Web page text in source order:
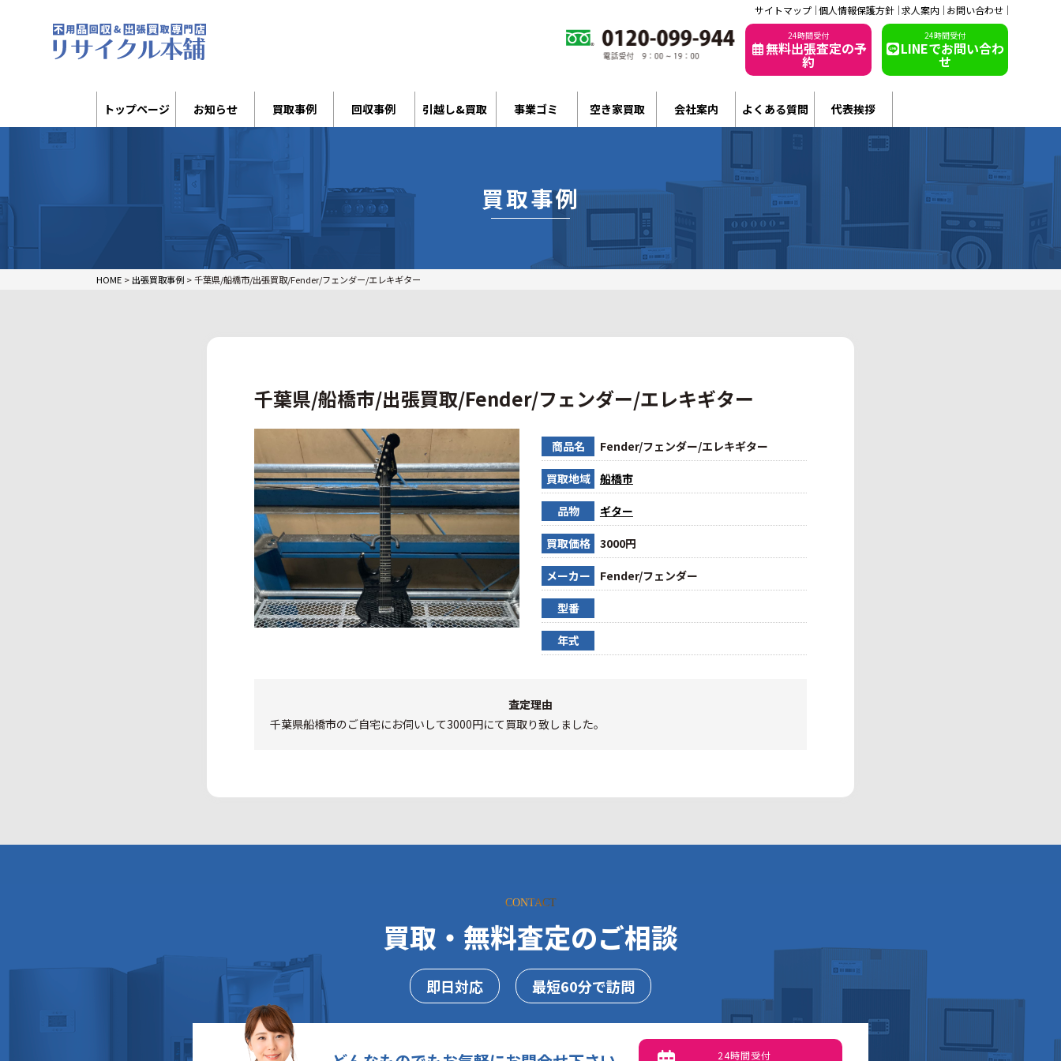
サイトマップ 個人情報保護方針 求人案内 お問い合わせ
24時間受付
無料出張査定の予
約
24時間受付
LINEでお問い合わ
せ
トップページ お知らせ 買取事例 回収事例 引越し&買取 事業ゴミ 空き家買取 会社案内 よくある質問 代表挨拶
買取事例
HOME > 出張買取事例 >千葉県/船橋市/出張買取/Fender/フェンダー/エレキギター
千葉県/船橋市/出張買取/Fender/フェンダー/エレキギター
商品名 Fender/フェンダー/エレキギター
買取地域 船橋市
品物 ギター
買取価格 3000円
メーカー Fender/フェンダー
型番
年式
査定理由
千葉県船橋市のご自宅にお伺いして3000円にて買取り致しました。
CONTACT
買取・無料査定のご相談
即日対応 最短60分で訪問
24時間受付